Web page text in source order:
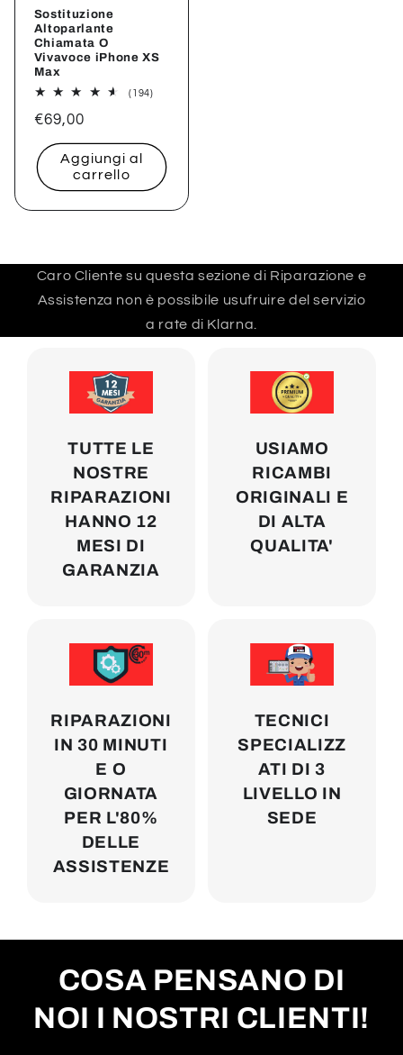
Sostituzione
Altoparlante
Chiamata O
Vivavoce iPhone XS
Max
(194)194
Prezzo
listino
€69,00
Aggiungi al
carrello
Caro Cliente su questa sezione di Riparazione e
Assistenza non è possibile usufruire del servizio
a rate di Klarna.
TUTTE LE
NOSTRE
RIPARAZIONI
HANNO 12
MESI DI
GARANZIA
USIAMO
RICAMBI
ORIGINALI E
DI ALTA
QUALITA'
RIPARAZIONI
IN 30 MINUTI
E O
GIORNATA
PER L'80%
DELLE
ASSISTENZE
TECNICI
SPECIALIZZ
ATI DI 3
LIVELLO IN
SEDE
COSA PENSANO DI
NOI I NOSTRI CLIENTI!